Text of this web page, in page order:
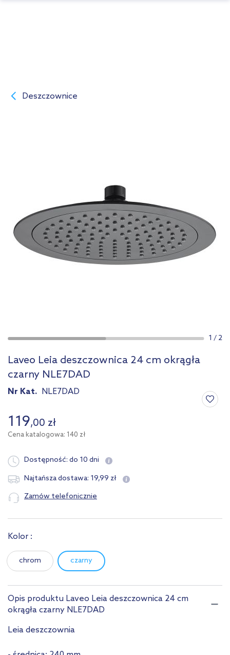
Deszczownice
1 /2
Laveo Leia deszczownica 24 cm okrągła
czarny NLE7DAD
Nr Kat. NLE7DAD
119,00 zł
Cena katalogowa: 140 zł
Dostępność: do 10 dni
Najtańsza dostawa: 19,99 zł
Zamów telefonicznie
Kolor :
chrom czarny
Opis produktu Laveo Leia deszczownica 24 cm
okrągła czarny NLE7DAD
Leia deszczownia